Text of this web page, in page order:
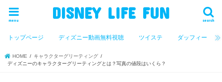
DISNEY LIFE FUN search
menu
トップページ ディズニー動画無料視聴 ツイステ ダッフィー
HOME
キャラクターグリーティング
ディズニーのキャラクターグリーティングとは？写真の値段はいくら？